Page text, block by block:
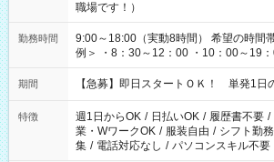
職場です！）
勤務時間
9:00～18:00（実動8時間） 希望の時間帯を選べます！ ＜シフト
例＞ ・8：30～12：00 ・10：00～19
・13：00～22：00 ・22：00～翌6：00
期間 【急募】即日スタートＯＫ！ 単発1日
特徴 週1日からOK / 日払いOK / 履歴書不要 /
業・WワークOK / 服装自由 / シフト勤務
集 / 電話対応なし / パソコンスキル不要